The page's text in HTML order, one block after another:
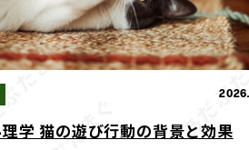
学 猫の遊び行動の背景と効果